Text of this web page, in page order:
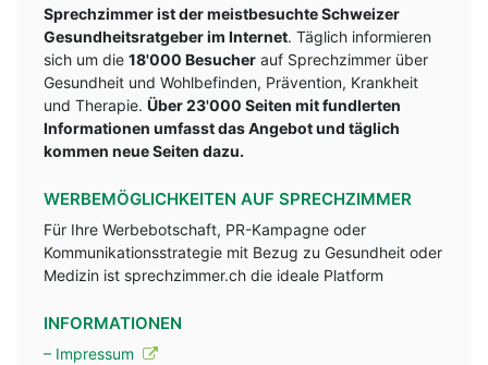
Sprechzimmer ist der meistbesuchte Schweizer
Gesundheitsratgeber im Internet. Täglich informieren
sich um die 18'000 Besucher auf Sprechzimmer über
Gesundheit und Wohlbefinden, Prävention, Krankheit
und Therapie. Über 23'000 Seiten mit fundlerten
Informationen umfasst das Angebot und täglich
kommen neue Seiten dazu.
WERBEMÖGLICHKEITEN AUF SPRECHZIMMER
Für Ihre Werbebotschaft, PR-Kampagne oder
Kommunikationsstrategie mit Bezug zu Gesundheit oder
Medizin ist sprechzimmer.ch die ideale Platform
INFORMATIONEN
– Impressum